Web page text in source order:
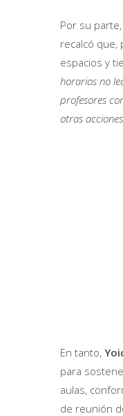
Por su parte,
recalcó que,
espacios y
horarios no
profesores
otras
En tanto,
para
aulas,
de reunión